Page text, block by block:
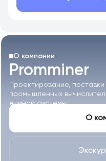
О компании
Promminer
Проектирование,
промышленных
единой системы
О